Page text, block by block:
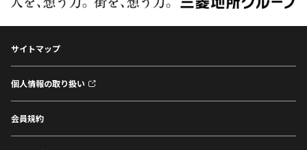
サイトマップ
個人情報の取り扱い
会員規約